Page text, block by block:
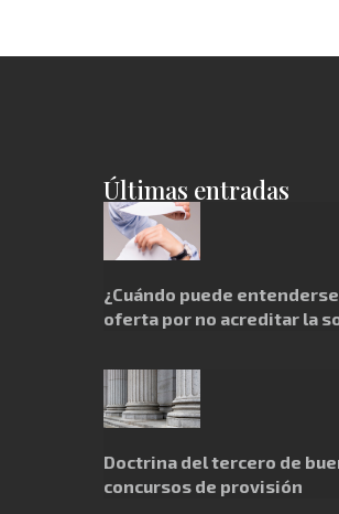
Últimas entradas
¿Cuándo puede
oferta por no acreditar la
Doctrina del tercero de
concursos de provisión